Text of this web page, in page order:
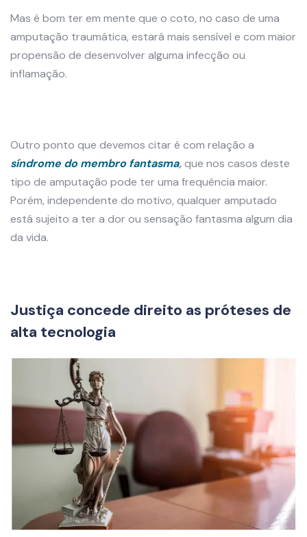
Mas é bom ter em mente que o coto, no caso de uma
amputação traumática, estará mais sensível e com maior
propensão de desenvolver alguma infecção ou
inflamação.
Outro ponto que devemos citar é com relação a
síndrome do membro fantasma,que nos casos deste
tipo de amputação pode ter uma frequência maior.
Porém, independente do motivo, qualquer amputado
está sujeito a ter a dor ou sensação fantasma algum dia
da vida.
Justiça concede direito as próteses de
alta tecnologia